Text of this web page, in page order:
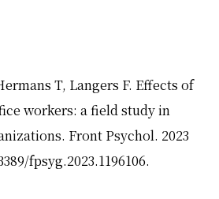
T, Langers F. Effects of
workers: a field study in
Front Psychol. 2023
fpsyg.2023.1196106.